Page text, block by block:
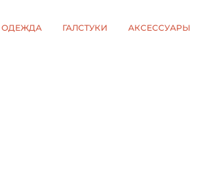
ОДЕЖДА ГАЛСТУКИ АКСЕССУАРЫ